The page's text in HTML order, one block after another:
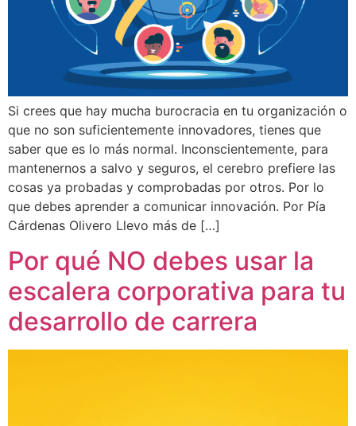
Si crees que hay mucha burocracia en tu organización o
que no son suficientemente innovadores, tienes que
saber que es lo más normal. Inconscientemente, para
mantenernos a salvo y seguros, el cerebro prefiere las
cosas ya probadas y comprobadas por otros. Por lo
que debes aprender a comunicar innovación. Por Pía
Cárdenas Olivero Llevo más de […]
Por qué NO debes usar la
escalera corporativa para tu
desarrollo de carrera